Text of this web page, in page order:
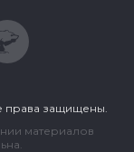
права защищены.
материалов